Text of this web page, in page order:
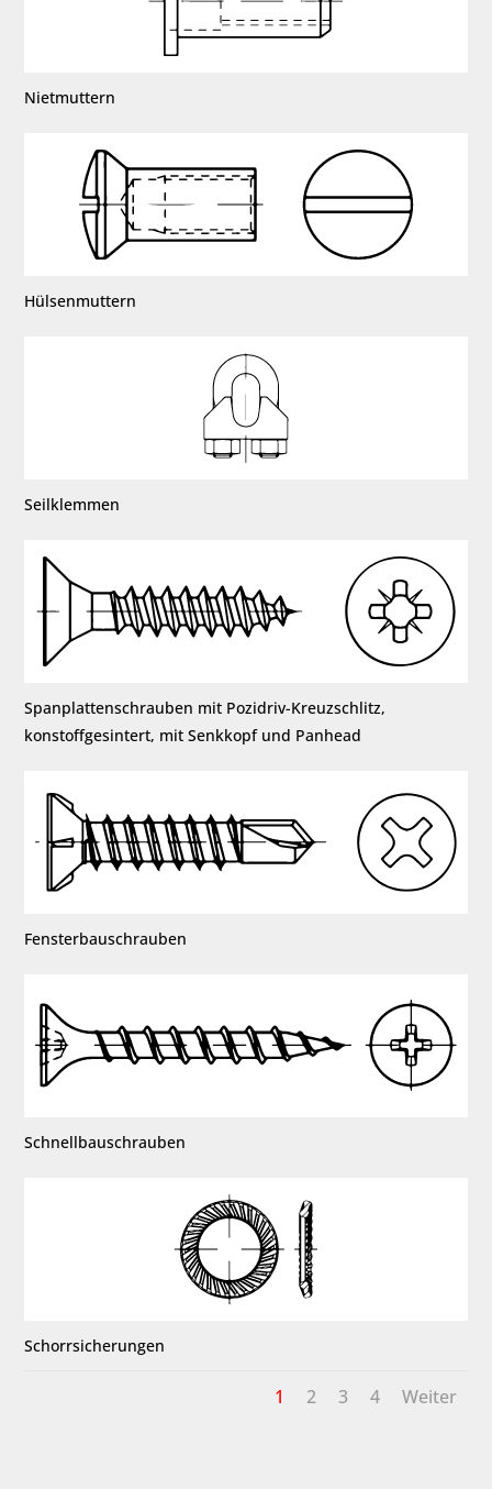
Nietmuttern
Hülsenmuttern
Seilklemmen
Spanplattenschrauben mit Pozidriv-Kreuzschlitz,
konstoffgesintert, mit Senkkopf und Panhead
Fensterbauschrauben
Schnellbauschrauben
Schorrsicherungen
1 2 3 4 Weiter